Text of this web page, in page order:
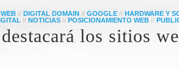
// DIGITAL DOMAIN // GOOGLE // HARDWARE Y
// NOTICIAS // POSICIONAMIENTO WEB //
los sitios